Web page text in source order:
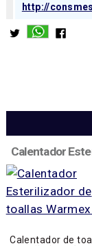
http://
Calentador
Calentador de